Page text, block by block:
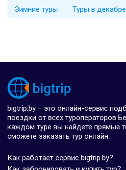
Зимние туры
Туры в декабре
bigtrip.by – это онлайн-сервис
поездки от всех туроператоров
каждом туре вы найдете прямые
сможете заказать тур онлайн.
Как работает сервис bigtrip.by?